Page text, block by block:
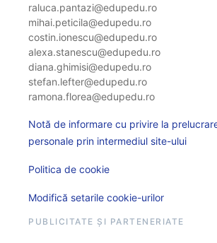
raluca.pantazi@edupedu.ro
mihai.peticila@edupedu.ro
costin.ionescu@edupedu.ro
alexa.stanescu@edupedu.ro
diana.ghimisi@edupedu.ro
stefan.lefter@edupedu.ro
ramona.florea@edupedu.ro
Notă de informare cu privire la
personale prin intermediul site-ului
Politica de cookie
Modifică setarile cookie-urilor
PUBLICITATE ȘI PARTENERIATE